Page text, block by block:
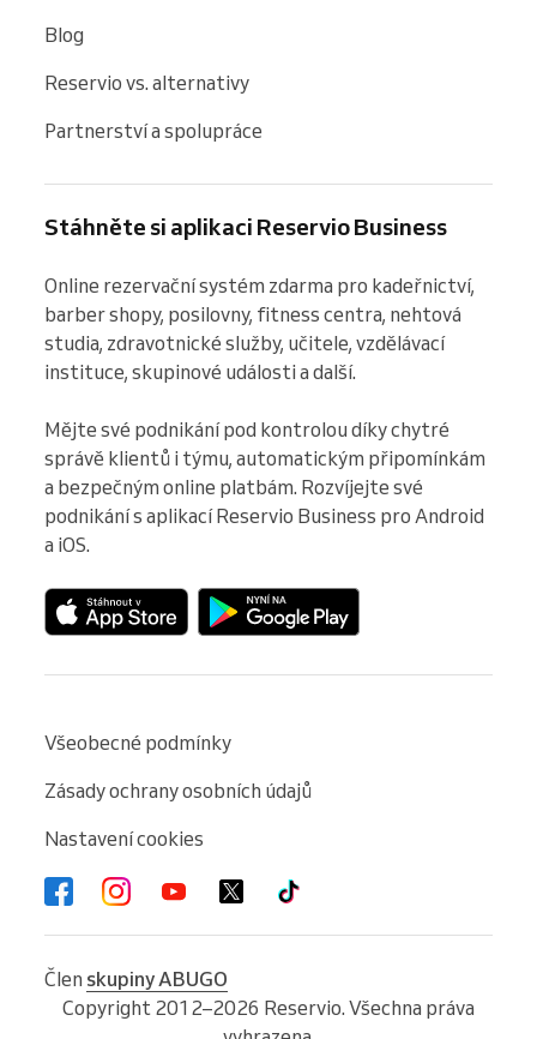
Blog
Reservio vs. alternativy
Partnerství a spolupráce
Stáhněte si aplikaci Reservio Business
Online rezervační systém zdarma pro kadeřnictví,
barber shopy, posilovny, fitness centra, nehtová
studia, zdravotnické služby, učitele, vzdělávací
instituce, skupinové události a další.
Mějte své podnikání pod kontrolou díky chytré
správě klientů i týmu, automatickým připomínkám
a bezpečným online platbám. Rozvíjejte své
podnikání s aplikací Reservio Business pro Android
a iOS.
Všeobecné podmínky
Zásady ochrany osobních údajů
Nastavení cookies
Člen skupiny ABUGO
Copyright 2012–2026 Reservio. Všechna práva